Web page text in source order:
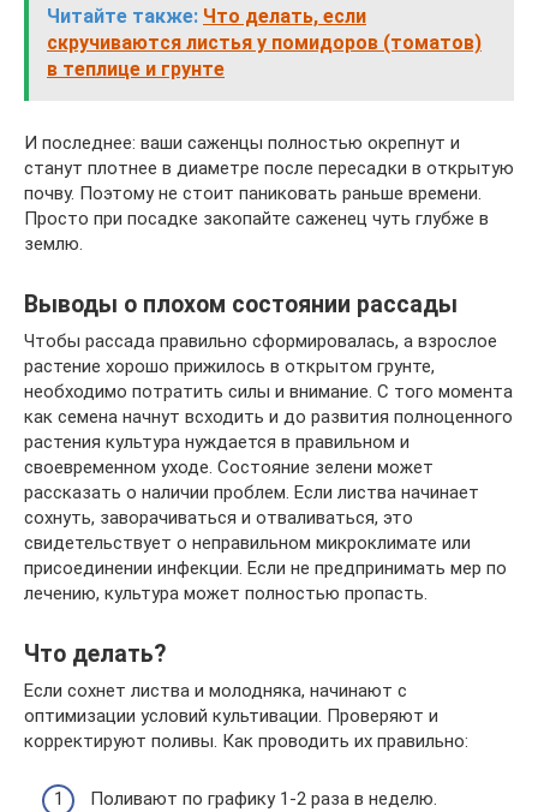
Читайте также: Что делать, если
скручиваются листья у помидоров (томатов)
в теплице и грунте
И последнее: ваши саженцы полностью окрепнут и
станут плотнее в диаметре после пересадки в открытую
почву. Поэтому не стоит паниковать раньше времени.
Просто при посадке закопайте саженец чуть глубже в
землю.
Выводы о плохом состоянии рассады
Чтобы рассада правильно сформировалась, а взрослое
растение хорошо прижилось в открытом грунте,
необходимо потратить силы и внимание. С того момента
как семена начнут всходить и до развития полноценного
растения культура нуждается в правильном и
своевременном уходе. Состояние зелени может
рассказать о наличии проблем. Если листва начинает
сохнуть, заворачиваться и отваливаться, это
свидетельствует о неправильном микроклимате или
присоединении инфекции. Если не предпринимать мер по
лечению, культура может полностью пропасть.
Что делать?
Если сохнет листва и молодняка, начинают с
оптимизации условий культивации. Проверяют и
корректируют поливы. Как проводить их правильно:
Поливают по графику 1-2 раза в неделю.